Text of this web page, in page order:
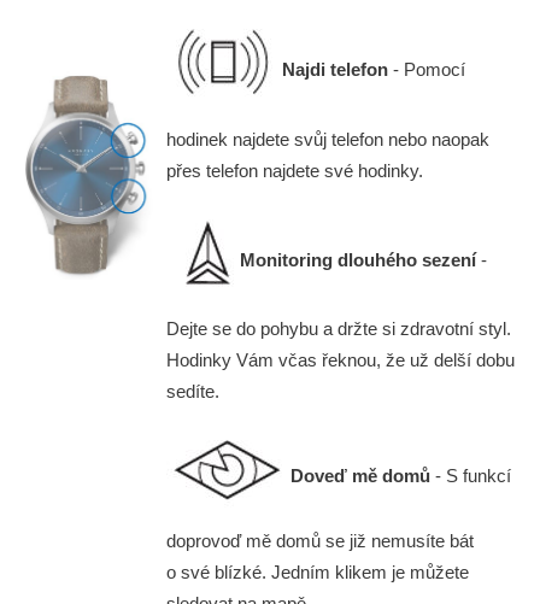
Najdi telefon - Pomocí
hodinek najdete svůj telefon nebo naopak
přes telefon najdete své hodinky.
Monitoring dlouhého sezení -
Dejte se do pohybu a držte si zdravotní styl.
Hodinky Vám včas řeknou, že už delší dobu
sedíte.
Doveď mě domů - S funkcí
doprovoď mě domů se již nemusíte bát
o své blízké. Jedním klikem je můžete